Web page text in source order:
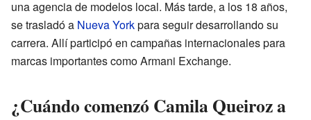
una agencia de modelos local. Más tarde, a los 18 años,
se trasladó a Nueva Yorkpara seguir desarrollando su
carrera. Allí participó en campañas internacionales para
marcas importantes como Armani Exchange.
¿Cuándo comenzó Camila Queiroz a